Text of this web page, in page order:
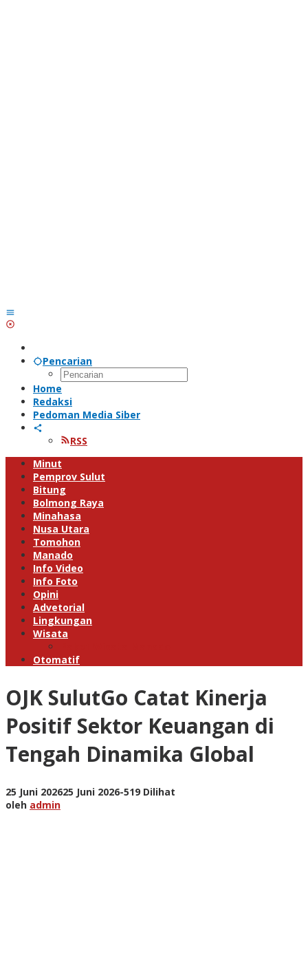
Pencarian
Home
Redaksi
Pedoman Media Siber
RSS
Minut
Pemprov Sulut
Bitung
Bolmong Raya
Minahasa
Nusa Utara
Tomohon
Manado
Info Video
Info Foto
Opini
Advetorial
Lingkungan
Wisata
Otomatif
OJK SulutGo Catat Kinerja
Positif Sektor Keuangan di
Tengah Dinamika Global
25 Juni 202625 Juni 2026oleh
-519 Dilihat
oleh admin